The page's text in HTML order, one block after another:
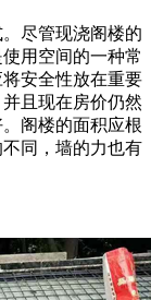
尽管现浇阁楼的
用空间的一种常
安全性放在重要
且现在房价仍然
阁楼的面积应根
同，墙的力也有